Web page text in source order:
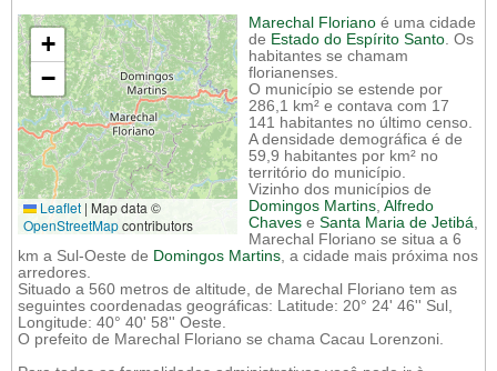
+
−
Leaflet | Map data ©
OpenStreetMapcontributors
Marechal Floriano é uma cidade
de Estado do Espírito Santo. Os
habitantes se chamam
florianenses.
O município se estende por
286,1 km² e contava com 17
141 habitantes no último censo.
A densidade demográfica é de
59,9 habitantes por km² no
território do município.
Vizinho dos municípios de
Domingos Martins, Alfredo
Chaves e Santa Maria de Jetibá,
Marechal Floriano se situa a 6
km a Sul-Oeste de Domingos Martins, a cidade mais próxima nos
arredores.
Situado a 560 metros de altitude, de Marechal Floriano tem as
seguintes coordenadas geográficas: Latitude: 20° 24' 46'' Sul,
Longitude: 40° 40' 58'' Oeste.
O prefeito de Marechal Floriano se chama Cacau Lorenzoni.